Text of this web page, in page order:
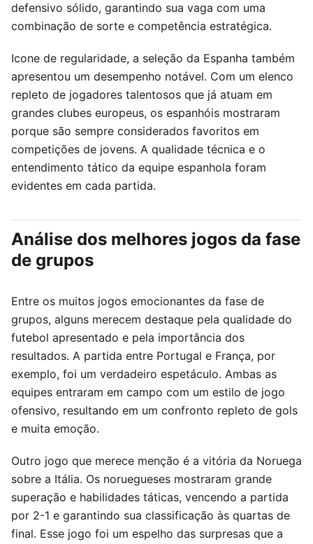
defensivo sólido, garantindo sua vaga com uma
combinação de sorte e competência estratégica.
Icone de regularidade, a seleção da Espanha também
apresentou um desempenho notável. Com um elenco
repleto de jogadores talentosos que já atuam em
grandes clubes europeus, os espanhóis mostraram
porque são sempre considerados favoritos em
competições de jovens. A qualidade técnica e o
entendimento tático da equipe espanhola foram
evidentes em cada partida.
Análise dos melhores jogos da fase
de grupos
Entre os muitos jogos emocionantes da fase de
grupos, alguns merecem destaque pela qualidade do
futebol apresentado e pela importância dos
resultados. A partida entre Portugal e França, por
exemplo, foi um verdadeiro espetáculo. Ambas as
equipes entraram em campo com um estilo de jogo
ofensivo, resultando em um confronto repleto de gols
e muita emoção.
Outro jogo que merece menção é a vitória da Noruega
sobre a Itália. Os noruegueses mostraram grande
superação e habilidades táticas, vencendo a partida
por 2-1 e garantindo sua classificação às quartas de
final. Esse jogo foi um espelho das surpresas que a